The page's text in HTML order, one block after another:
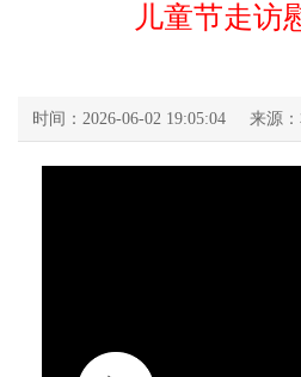
儿童节走访
时间：2026-06-02 19:05:04 来源：